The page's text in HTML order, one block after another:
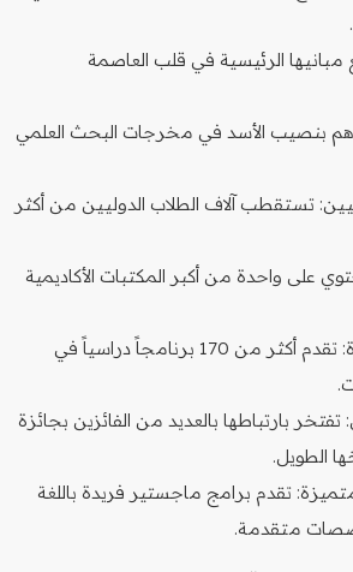
الرئيسية في قلب العاصمة
بنصيب الأسد في مخرجات البحث العلمي
تستقطب آلاف الطلاب الدوليين من أكثر
على واحدة من أكبر المكتبات الأكاديمية
تخصصات متعددة: تقدم أكثر من 170 برنامجاً دراسياً في
تفتخر بارتباطها بالعديد من الفائزين بجائزة
الطويل.
تقدم برامج ماجستير فريدة باللغة
متقدمة.